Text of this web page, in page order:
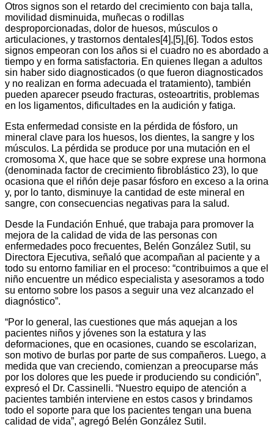
Otros signos son el retardo del crecimiento con baja talla,
movilidad disminuida, muñecas o rodillas
desproporcionadas, dolor de huesos, músculos o
articulaciones, y trastornos dentales[4],[5],[6]. Todos estos
signos empeoran con los años si el cuadro no es abordado a
tiempo y en forma satisfactoria. En quienes llegan a adultos
sin haber sido diagnosticados (o que fueron diagnosticados
y no realizan en forma adecuada el tratamiento), también
pueden aparecer pseudo fracturas, osteoartritis, problemas
en los ligamentos, dificultades en la audición y fatiga.
Esta enfermedad consiste en la pérdida de fósforo, un
mineral clave para los huesos, los dientes, la sangre y los
músculos. La pérdida se produce por una mutación en el
cromosoma X, que hace que se sobre exprese una hormona
(denominada factor de crecimiento fibroblástico 23), lo que
ocasiona que el riñón deje pasar fósforo en exceso a la orina
y, por lo tanto, disminuye la cantidad de este mineral en
sangre, con consecuencias negativas para la salud.
Desde la Fundación Enhué, que trabaja para promover la
mejora de la calidad de vida de las personas con
enfermedades poco frecuentes, Belén González Sutil, su
Directora Ejecutiva, señaló que acompañan al paciente y a
todo su entorno familiar en el proceso: “contribuimos a que el
niño encuentre un médico especialista y asesoramos a todo
su entorno sobre los pasos a seguir una vez alcanzado el
diagnóstico”.
“Por lo general, las cuestiones que más aquejan a los
pacientes niños y jóvenes son la estatura y las
deformaciones, que en ocasiones, cuando se escolarizan,
son motivo de burlas por parte de sus compañeros. Luego, a
medida que van creciendo, comienzan a preocuparse más
por los dolores que les puede ir produciendo su condición”,
expresó el Dr. Cassinelli. “Nuestro equipo de atención a
pacientes también interviene en estos casos y brindamos
todo el soporte para que los pacientes tengan una buena
calidad de vida”, agregó Belén González Sutil.